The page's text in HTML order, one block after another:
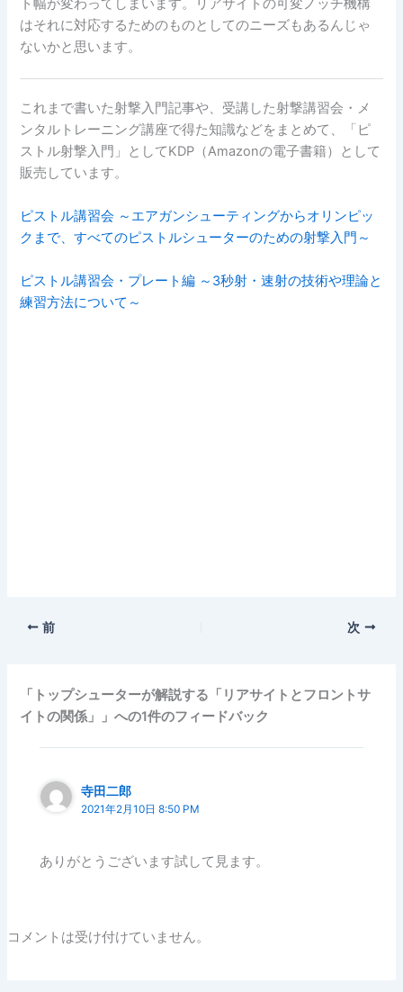
ト幅が変わってしまいます。リアサイトの可変ノッチ機構
はそれに対応するためのものとしてのニーズもあるんじゃ
ないかと思います。
これまで書いた射撃入門記事や、受講した射撃講習会・メ
ンタルトレーニング講座で得た知識などをまとめて、「ピ
ストル射撃入門」としてKDP（Amazonの電子書籍）として
販売しています。
ピストル講習会 ～エアガンシューティングからオリンピッ
クまで、すべてのピストルシューターのための射撃入門～
ピストル講習会・プレート編 ～3秒射・速射の技術や理論と
練習方法について～
前 次
「トップシューターが解説する「リアサイトとフロントサ
イトの関係」」への1件のフィードバック
寺田二郎
2021年2月10日 8:50 PM
ありがとうございます試して見ます。
コメントは受け付けていません。